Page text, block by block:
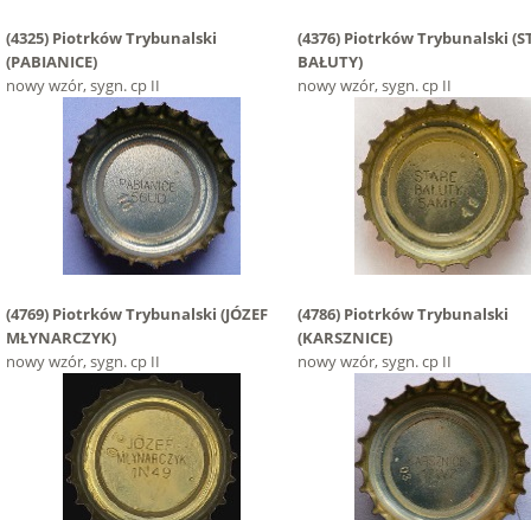
(4325) Piotrków Trybunalski
(PABIANICE)
nowy wzór, sygn. cp II
(4376) Piotrków Trybunalski
BAŁUTY)
nowy wzór, sygn. cp II
(4769) Piotrków Trybunalski (JÓZEF
MŁYNARCZYK)
nowy wzór, sygn. cp II
(4786) Piotrków Trybunalski
(KARSZNICE)
nowy wzór, sygn. cp II